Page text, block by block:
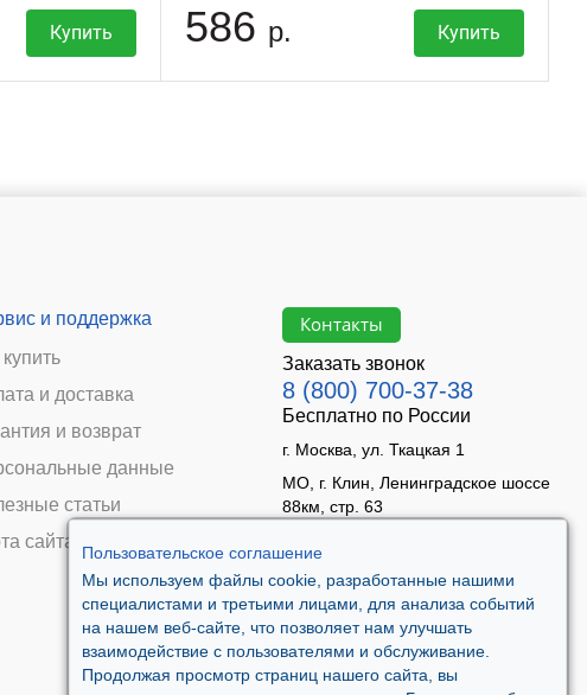
Пользовательское соглашение
Мы используем файлы cookie, разработанные нашими
специалистами и третьими лицами, для анализа событий
на нашем веб-сайте, что позволяет нам улучшать
взаимодействие с пользователями и обслуживание.
Продолжая просмотр страниц нашего сайта, вы
Купить 586 р. Купить
и поддержка
купить
и доставка
и возврат
данные
статьи
сайта
Контакты
Заказать звонок
8 (800) 700-37-38
Бесплатно по России
г. Москва, ул. Ткацкая 1
МО, г. Клин, Ленинградское шоссе
88км, стр. 63
Сб 10:00 - 14:00
Вс - выходной